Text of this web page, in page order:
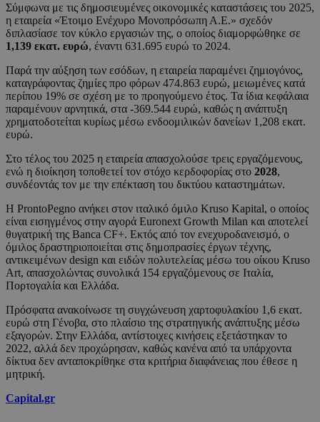
Σύμφωνα με τις δημοσιευμένες οικονομικές καταστάσεις του 2025,
η εταιρεία «Έτοιμο Ενέχυρο Μονοπρόσωπη Α.Ε.» σχεδόν
διπλασίασε τον κύκλο εργασιών της, ο οποίος διαμορφώθηκε σε
1,139 εκατ. ευρώ, έναντι 631.695 ευρώ το 2024.
Παρά την αύξηση των εσόδων, η εταιρεία παραμένει ζημιογόνος,
καταγράφοντας ζημίες προ φόρων 474.863 ευρώ, μειωμένες κατά
περίπου 19% σε σχέση με το προηγούμενο έτος. Τα ίδια κεφάλαια
παραμένουν αρνητικά, στα -369.544 ευρώ, καθώς η ανάπτυξη
χρηματοδοτείται κυρίως μέσω ενδοομιλικών δανείων 1,208 εκατ.
ευρώ.
Στο τέλος του 2025 η εταιρεία απασχολούσε τρεις εργαζόμενους,
ενώ η διοίκηση τοποθετεί τον στόχο κερδοφορίας στο 2028,
συνδέοντάς τον με την επέκταση του δικτύου καταστημάτων.
Η ProntoPegno ανήκει στον ιταλικό όμιλο Kruso Kapital, ο οποίος
είναι εισηγμένος στην αγορά Euronext Growth Milan και αποτελεί
θυγατρική της Banca CF+. Εκτός από τον ενεχυροδανεισμό, ο
όμιλος δραστηριοποιείται στις δημοπρασίες έργων τέχνης,
αντικειμένων design και ειδών πολυτελείας μέσω του οίκου Kruso
Art, απασχολώντας συνολικά 154 εργαζόμενους σε Ιταλία,
Πορτογαλία και Ελλάδα.
Πρόσφατα ανακοίνωσε τη συγχώνευση χαρτοφυλακίου 1,6 εκατ.
ευρώ στη Γένοβα, στο πλαίσιο της στρατηγικής ανάπτυξης μέσω
εξαγορών. Στην Ελλάδα, αντίστοιχες κινήσεις εξετάστηκαν το
2022, αλλά δεν προχώρησαν, καθώς κανένα από τα υπάρχοντα
δίκτυα δεν ανταποκρίθηκε στα κριτήρια διαφάνειας που έθεσε η
μητρική.
Capital.gr